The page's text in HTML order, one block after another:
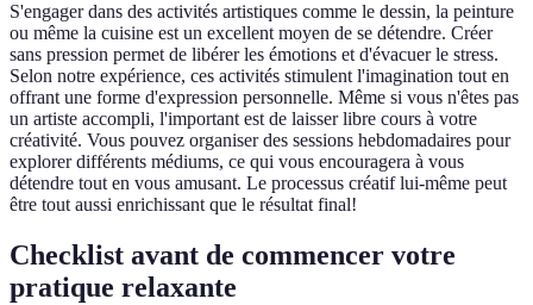
S'engager dans des activités artistiques comme le dessin, la peinture
ou même la cuisine est un excellent moyen de se détendre. Créer
sans pression permet de libérer les émotions et d'évacuer le stress.
Selon notre expérience, ces activités stimulent l'imagination tout en
offrant une forme d'expression personnelle. Même si vous n'êtes pas
un artiste accompli, l'important est de laisser libre cours à votre
créativité. Vous pouvez organiser des sessions hebdomadaires pour
explorer différents médiums, ce qui vous encouragera à vous
détendre tout en vous amusant. Le processus créatif lui-même peut
être tout aussi enrichissant que le résultat final!
Checklist avant de commencer votre
pratique relaxante